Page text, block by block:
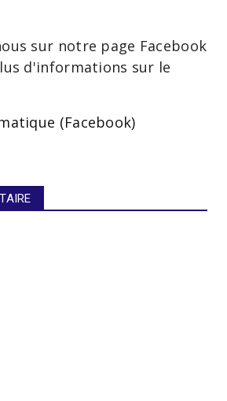
sur notre page Facebook
d'informations sur le
(Facebook)